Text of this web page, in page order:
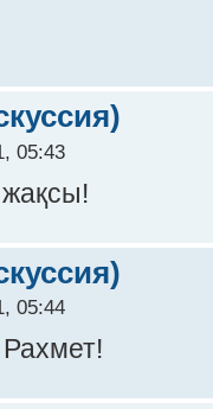
05:43
05:44